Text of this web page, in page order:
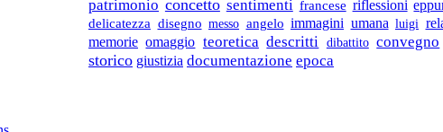
€ 20,00
Lâ€™uomo alla
patrimonio concetto sentimenti francese riflessioni
delicatezza disegno messo angelo immagini umana luigi
memorie omaggio teoretica descritti dibattito convegno
storico giustizia documentazione epoca